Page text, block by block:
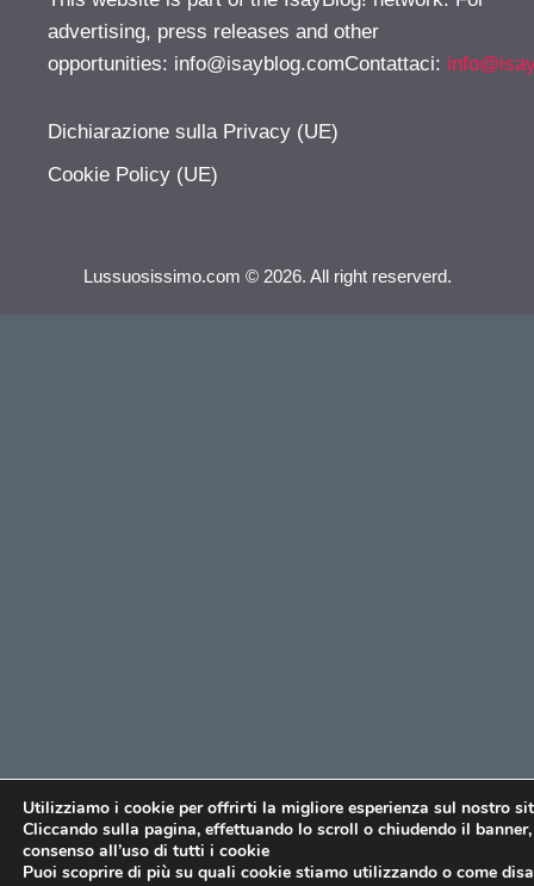
advertising, press releases and other
opportunities: info@isayblog.comContattaci:
Dichiarazione sulla Privacy (UE)
Cookie Policy (UE)
Lussuosissimo.com © 2026. All right reserverd.
Utilizziamo i cookie per offrirti la migliore esperienza sul nostro
Cliccando sulla pagina, effettuando lo scroll o chiudendo il
consenso all’uso di tutti i cookie
Puoi scoprire di più su quali cookie stiamo utilizzando o come